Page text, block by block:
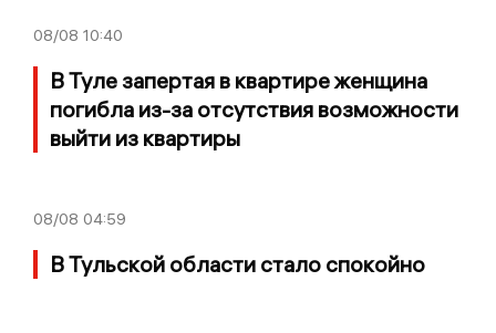
08/08 10:40
В Туле запертая в квартире женщина
погибла из-за отсутствия возможности
выйти из квартиры
08/08 04:59
В Тульской области стало спокойно